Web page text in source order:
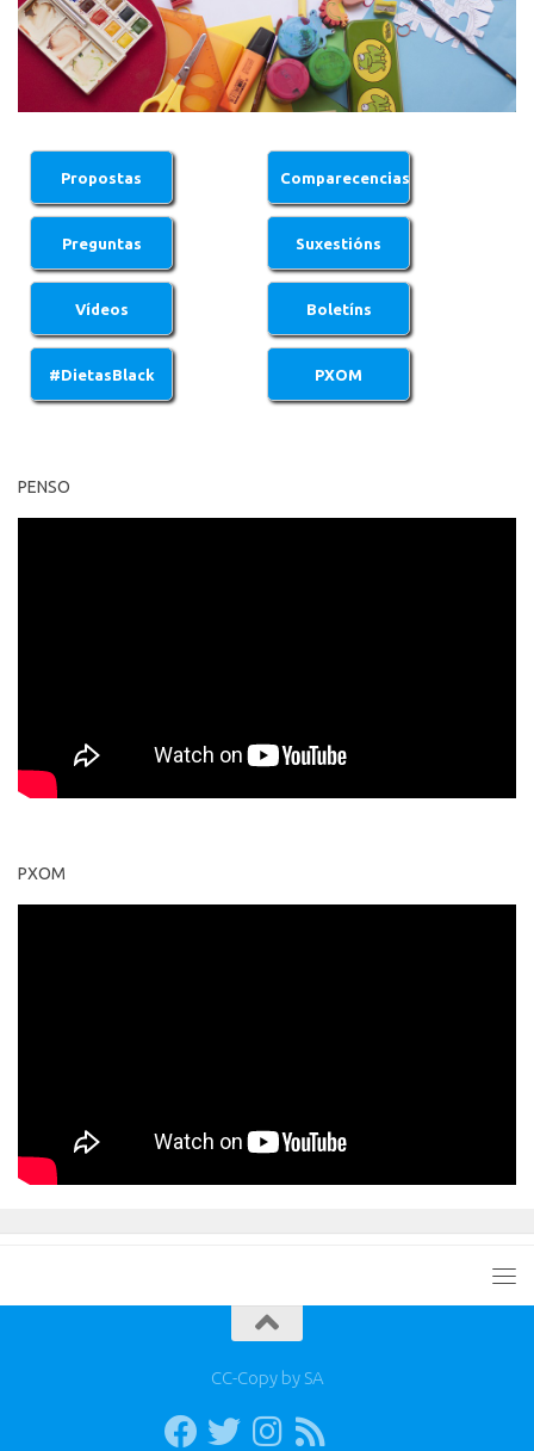
PENSO
PXOM
CC-Copy by SA